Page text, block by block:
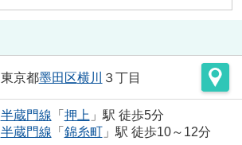
東京都墨田区横川 ３丁目
半蔵門線 「 押上」駅 徒歩5分
半蔵門線 「 錦糸町」駅 徒歩10～12分